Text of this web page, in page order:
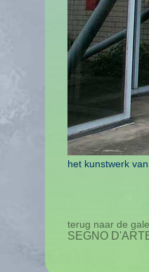
het kunstwerk
terug naar de
SEGNO